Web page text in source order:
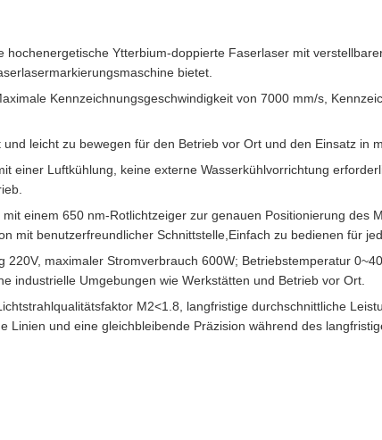
hochenergetische Ytterbium-doppierte Faserlaser mit
bietet.
Kennzeichnungsgeschwindigkeit von 7000 mm/s,
und leicht zu bewegen für den Betrieb vor Ort und den Einsatz in
einer Luftkühlung, keine externe Wasserkühlvorrichtung
mit einem 650 nm-Rotlichtzeiger zur genauen Positionierung des
mit benutzerfreundlicher Schnittstelle,Einfach zu bedienen für
220V, maximaler Stromverbrauch 600W; Betriebstemperatur
industrielle Umgebungen wie Werkstätten und Betrieb vor Ort.
M2<1.8, langfristige durchschnittliche
Linien und eine gleichbleibende Präzision während des